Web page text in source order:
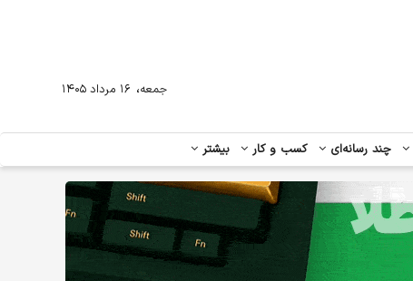
چند رسانه‌ای کسب و کار بیشتر
جمعه، ۱۶ مرداد ۱۴۰۵